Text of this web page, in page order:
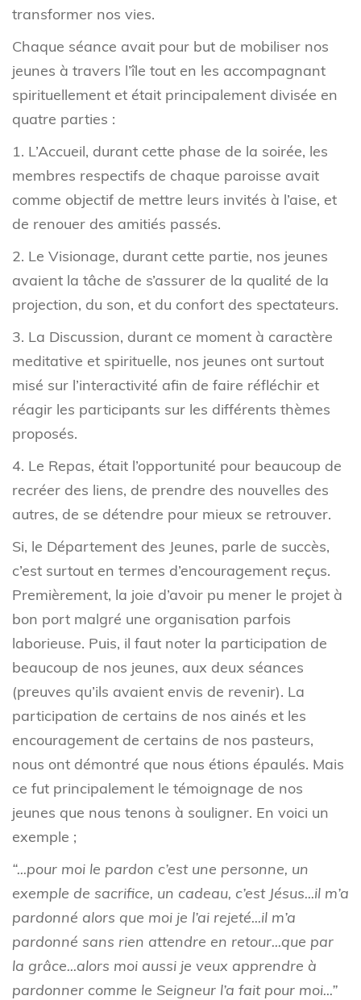
transformer nos vies.
Chaque séance avait pour but de mobiliser nos
jeunes à travers l’île tout en les accompagnant
spirituellement et était principalement divisée en
quatre parties :
1. L’Accueil, durant cette phase de la soirée, les
membres respectifs de chaque paroisse avait
comme objectif de mettre leurs invités à l’aise, et
de renouer des amitiés passés.
2. Le Visionage, durant cette partie, nos jeunes
avaient la tâche de s’assurer de la qualité de la
projection, du son, et du confort des spectateurs.
3. La Discussion, durant ce moment à caractère
meditative et spirituelle, nos jeunes ont surtout
misé sur l’interactivité afin de faire réfléchir et
réagir les participants sur les différents thèmes
proposés.
4. Le Repas, était l’opportunité pour beaucoup de
recréer des liens, de prendre des nouvelles des
autres, de se détendre pour mieux se retrouver.
Si, le Département des Jeunes, parle de succès,
c’est surtout en termes d’encouragement reçus.
Premièrement, la joie d’avoir pu mener le projet à
bon port malgré une organisation parfois
laborieuse. Puis, il faut noter la participation de
beaucoup de nos jeunes, aux deux séances
(preuves qu’ils avaient envis de revenir). La
participation de certains de nos ainés et les
encouragement de certains de nos pasteurs,
nous ont démontré que nous étions épaulés. Mais
ce fut principalement le témoignage de nos
jeunes que nous tenons à souligner. En voici un
exemple ;
“...pour moi le pardon c’est une personne, un
exemple de sacrifice, un cadeau, c’est Jésus...il m’a
pardonné alors que moi je l’ai rejeté...il m’a
pardonné sans rien attendre en retour...que par
la grâce...alors moi aussi je veux apprendre à
pardonner comme le Seigneur l’a fait pour moi...”